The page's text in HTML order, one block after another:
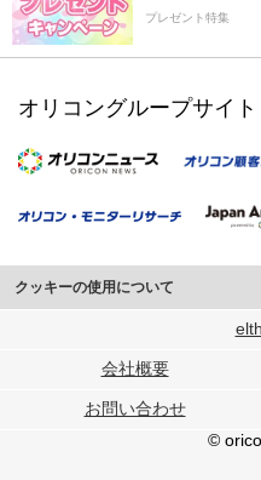
プレゼント特集
オリコングループサイト
クッキーの使用について
このサイトでは Cookie を使用して
行っています。
メディアや広告配信、データ解析の
ユーザーが各パートナーのサービス
会社概要
お問い合わせ
©